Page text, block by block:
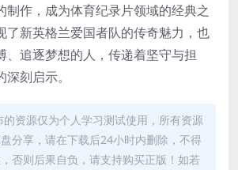
制作，成为体育纪录片领域的经典之
了新英格兰爱国者队的传奇魅力，也
、追逐梦想的人，传递着坚守与担
刻启示。
的资源仅为个人学习测试使用，所有资源
分享，请在下载后24小时内删除，不得
否则后果自负，请支持购买正版！如若